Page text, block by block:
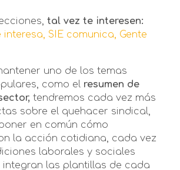
tal vez te interesen:
interesa, SIE comunica,
Gente
uno de los temas
como el resumen de
tendremos cada vez más
sobre el quehacer sindical,
en común cómo
la acción cotidiana, cada vez
laborales y sociales
integran las plantillas de cada